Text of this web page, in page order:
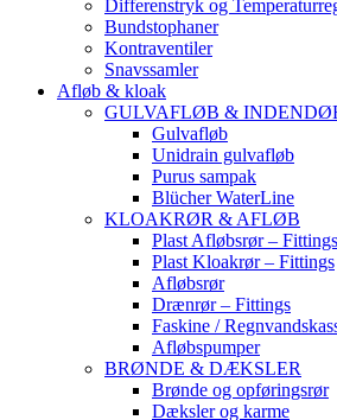
Differenstryk og
Bundstophaner
Kontraventiler
Snavssamler
Afløb & kloak
GULVAFLØB &
Gulvafløb
Unidrain gulvafløb
Purus sampak
Blücher WaterLine
KLOAKRØR & AFLØB
Plast Afløbsrør – Fittings
Plast Kloakrør – Fittings
Afløbsrør
Drænrør – Fittings
Faskine /
Afløbspumper
BRØNDE & DÆKSLER
Brønde og opføringsrør
Dæksler og karme